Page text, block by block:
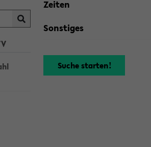
Zeiten
Sonstiges